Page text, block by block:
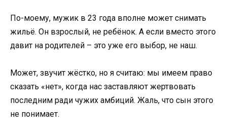
По-моему, мужик в 23 года вполне может снимать
жильё. Он взрослый, не ребёнок. А если вместо этого
давит на родителей – это уже его выбор, не наш.
Может, звучит жёстко, но я считаю: мы имеем право
сказать «нет», когда нас заставляют жертвовать
последним ради чужих амбиций. Жаль, что сын этого
не понимает.